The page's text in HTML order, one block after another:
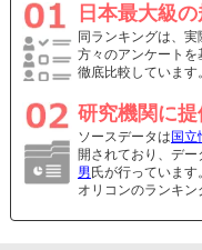
日本最大級
同ランキングは、
方々のアンケート
徹底比較しています
研究機関に
ソースデータは 国立
開されており、デー
男 氏が行っています。
オリコンのランキ